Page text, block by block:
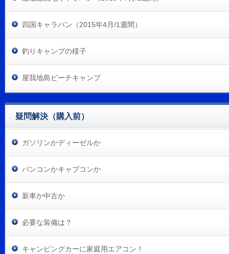
四国キャラバン（2015年4月/1週間）
釣りキャンプの様子
屋我地島ビーチキャンプ
疑問解決（購入前）
ガソリンかディーゼルか
バンコンかキャブコンか
新車か中古か
必要な装備は？
キャンピングカーに家庭用エアコン！